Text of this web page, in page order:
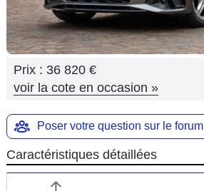
Forum
Moto
Marques
Prix : 36 820 €
voir la cote en occasion »
Poser votre question sur le forum
Caractéristiques détaillées